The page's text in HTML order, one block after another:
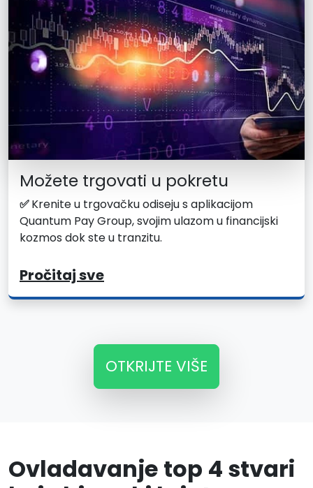
Možete trgovati u pokretu
✅Krenite u trgovačku odiseju s aplikacijom
Quantum Pay Group, svojim ulazom u financijski
kozmos dok ste u tranzitu.
Pročitaj sve
OTKRIJTE VIŠE
Ovladavanje top 4 stvari